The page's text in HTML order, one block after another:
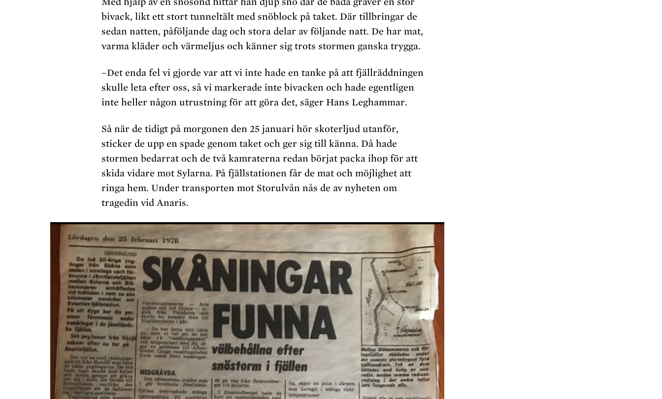
bivack, likt ett stort tunneltält med snöblock på taket. Där tillbringar de
sedan natten, påföljande dag och stora delar av följande natt. De har mat,
varma kläder och värmeljus och känner sig trots stormen ganska trygga.
–Det enda fel vi gjorde var att vi inte hade en tanke på att fjällräddningen
skulle leta efter oss, så vi markerade inte bivacken och hade egentligen
inte heller någon utrustning för att göra det, säger Hans Leghammar.
Så när de tidigt på morgonen den 25 januari hör skoterljud utanför,
sticker de upp en spade genom taket och ger sig till känna. Då hade
stormen bedarrat och de två kamraterna redan börjat packa ihop för att
skida vidare mot Sylarna. På fjällstationen får de mat och möjlighet att
ringa hem. Under transporten mot Storulvån nås de av nyheten om
tragedin vid Anaris.